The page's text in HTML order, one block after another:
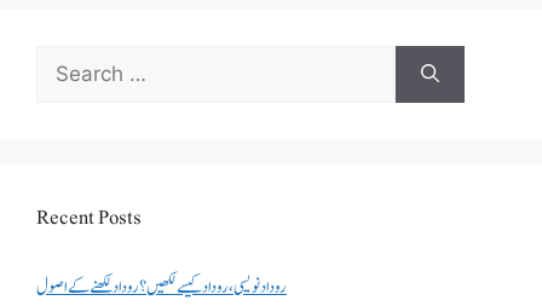
Search
for:
Recent Posts
روداد نویسی ،روداد کیسے لکھیں؟ روداد لکھنے کے اصول